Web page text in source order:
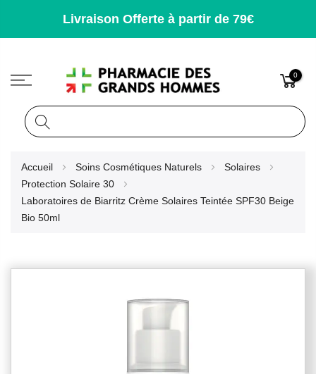
Livraison Offerte à partir de 79€
0
Accueil Soins Cosmétiques Naturels
Solaires
Protection Solaire 30
Laboratoires de Biarritz Crème Solaires Teintée SPF30 Beige
Bio 50ml